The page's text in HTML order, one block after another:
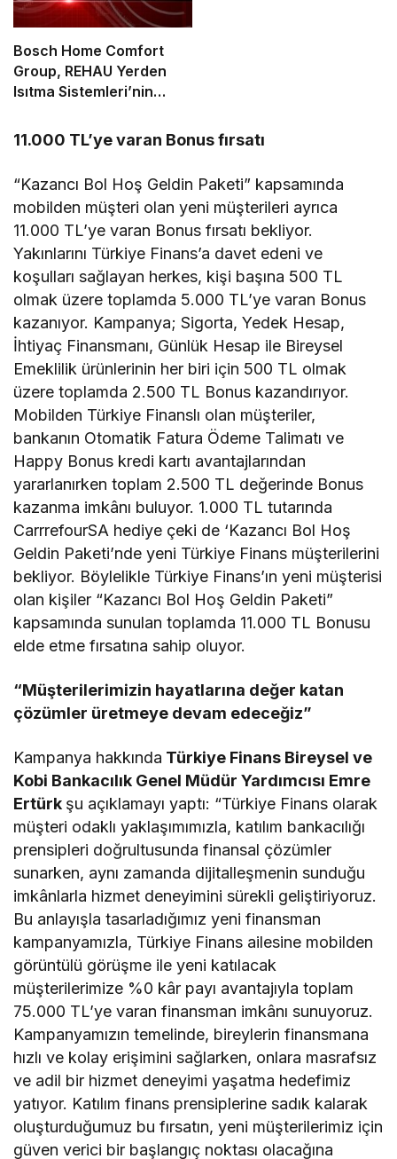
Bosch Home Comfort
Group, REHAU Yerden
Isıtma Sistemleri’nin
distribütörü oldu
11.000 TL’ye varan Bonus fırsatı
“Kazancı Bol Hoş Geldin Paketi” kapsamında
mobilden müşteri olan yeni müşterileri ayrıca
11.000 TL’ye varan Bonus fırsatı bekliyor.
Yakınlarını Türkiye Finans’a davet edeni ve
koşulları sağlayan herkes, kişi başına 500 TL
olmak üzere toplamda 5.000 TL’ye varan Bonus
kazanıyor. Kampanya; Sigorta, Yedek Hesap,
İhtiyaç Finansmanı, Günlük Hesap ile Bireysel
Emeklilik ürünlerinin her biri için 500 TL olmak
üzere toplamda 2.500 TL Bonus kazandırıyor.
Mobilden Türkiye Finanslı olan müşteriler,
bankanın Otomatik Fatura Ödeme Talimatı ve
Happy Bonus kredi kartı avantajlarından
yararlanırken toplam 2.500 TL değerinde Bonus
kazanma imkânı buluyor. 1.000 TL tutarında
CarrrefourSA hediye çeki de ‘Kazancı Bol Hoş
Geldin Paketi’nde yeni Türkiye Finans müşterilerini
bekliyor. Böylelikle Türkiye Finans’ın yeni müşterisi
olan kişiler “Kazancı Bol Hoş Geldin Paketi”
kapsamında sunulan toplamda 11.000 TL Bonusu
elde etme fırsatına sahip oluyor.
“Müşterilerimizin hayatlarına değer katan
çözümler üretmeye devam edeceğiz”
Kampanya hakkında Türkiye Finans Bireysel ve
Kobi Bankacılık Genel Müdür Yardımcısı Emre
Ertürk şu açıklamayı yaptı: “Türkiye Finans olarak
müşteri odaklı yaklaşımımızla, katılım bankacılığı
prensipleri doğrultusunda finansal çözümler
sunarken, aynı zamanda dijitalleşmenin sunduğu
imkânlarla hizmet deneyimini sürekli geliştiriyoruz.
Bu anlayışla tasarladığımız yeni finansman
kampanyamızla, Türkiye Finans ailesine mobilden
görüntülü görüşme ile yeni katılacak
müşterilerimize %0 kâr payı avantajıyla toplam
75.000 TL’ye varan finansman imkânı sunuyoruz.
Kampanyamızın temelinde, bireylerin finansmana
hızlı ve kolay erişimini sağlarken, onlara masrafsız
ve adil bir hizmet deneyimi yaşatma hedefimiz
yatıyor. Katılım finans prensiplerine sadık kalarak
oluşturduğumuz bu fırsatın, yeni müşterilerimiz için
güven verici bir başlangıç noktası olacağına